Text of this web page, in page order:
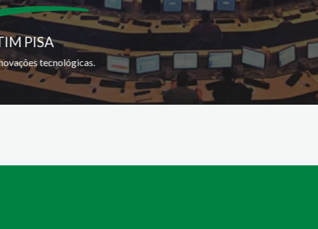
PISA
tecnológicas.